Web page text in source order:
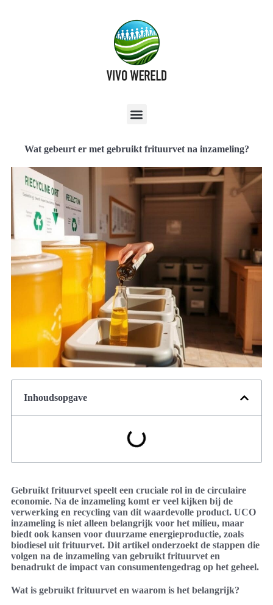
Wat gebeurt er met gebruikt frituurvet na inzameling?
Inhoudsopgave
Gebruikt frituurvet speelt een cruciale rol in de circulaire
economie. Na de inzameling komt er veel kijken bij de
verwerking en recycling van dit waardevolle product. UCO
inzameling is niet alleen belangrijk voor het milieu, maar
biedt ook kansen voor duurzame energieproductie, zoals
biodiesel uit frituurvet. Dit artikel onderzoekt de stappen die
volgen na de inzameling van gebruikt frituurvet en
benadrukt de impact van consumentengedrag op het geheel.
Wat is gebruikt frituurvet en waarom is het belangrijk?